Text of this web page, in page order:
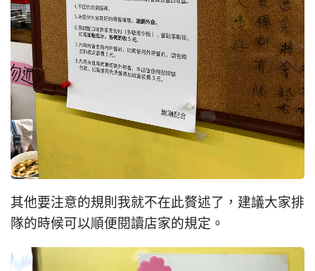
其他要注意的規則我就不在此贅述了，建議大家排
隊的時候可以順便閱讀店家的規定。